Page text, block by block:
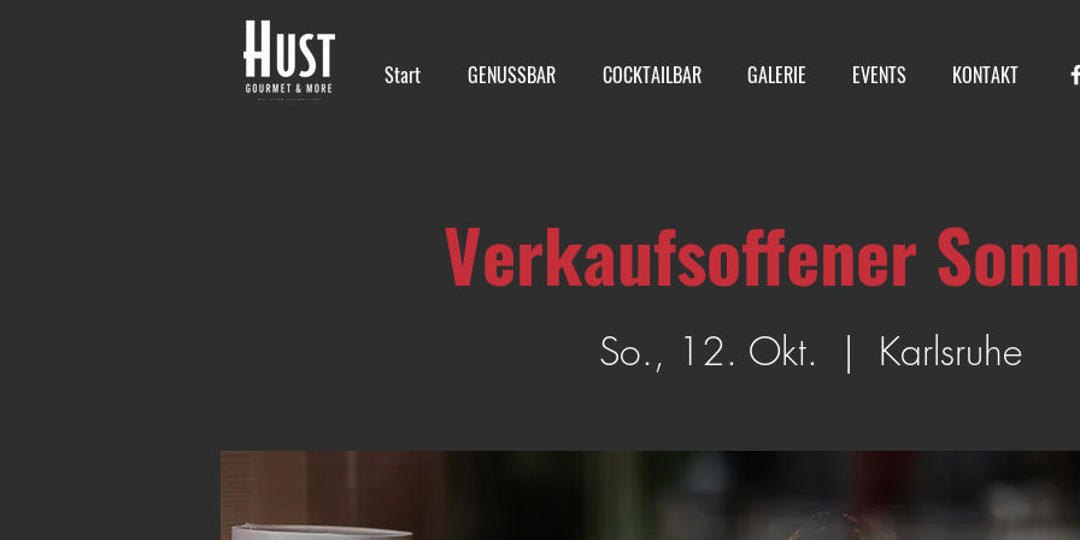
Start GENUSSBAR COCKTAILBAR GALERIE EVENTS KONTAKT
Verkaufsoffener
So., 12. Okt.
  |
Karlsruhe